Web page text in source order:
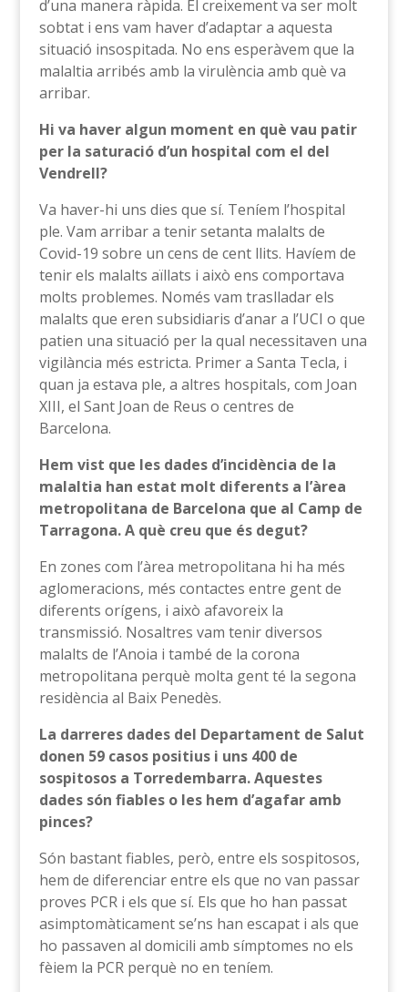
d’una manera ràpida. El creixement va ser molt
sobtat i ens vam haver d’adaptar a aquesta
situació insospitada. No ens esperàvem que la
malaltia arribés amb la virulència amb què va
arribar.
Hi va haver algun moment en què vau patir
per la saturació d’un hospital com el del
Vendrell?
Va haver-hi uns dies que sí. Teníem l’hospital
ple. Vam arribar a tenir setanta malalts de
Covid-19 sobre un cens de cent llits. Havíem de
tenir els malalts aïllats i això ens comportava
molts problemes. Només vam traslladar els
malalts que eren subsidiaris d’anar a l’UCI o que
patien una situació per la qual necessitaven una
vigilància més estricta. Primer a Santa Tecla, i
quan ja estava ple, a altres hospitals, com Joan
XIII, el Sant Joan de Reus o centres de
Barcelona.
Hem vist que les dades d’incidència de la
malaltia han estat molt diferents a l’àrea
metropolitana de Barcelona que al Camp de
Tarragona. A què creu que és degut?
En zones com l’àrea metropolitana hi ha més
aglomeracions, més contactes entre gent de
diferents orígens, i això afavoreix la
transmissió. Nosaltres vam tenir diversos
malalts de l’Anoia i també de la corona
metropolitana perquè molta gent té la segona
residència al Baix Penedès.
La darreres dades del Departament de Salut
donen 59 casos positius i uns 400 de
sospitosos a Torredembarra. Aquestes
dades són fiables o les hem d’agafar amb
pinces?
Són bastant fiables, però, entre els sospitosos,
hem de diferenciar entre els que no van passar
proves PCR i els que sí. Els que ho han passat
asimptomàticament se’ns han escapat i als que
ho passaven al domicili amb símptomes no els
fèiem la PCR perquè no en teníem.